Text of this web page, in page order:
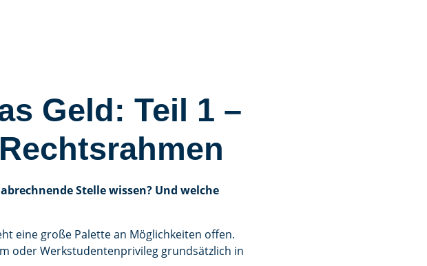
Geld: Teil 1 –
Stelle wissen? Und welche
eine große Palette an Möglichkeiten offen.
oder Werkstudentenprivileg grundsätzlich in